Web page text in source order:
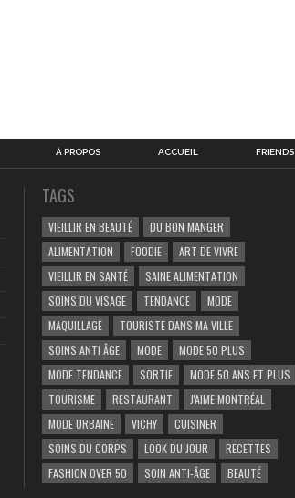
À PROPOS ACCUEIL FRIENDS
TAGS
VIEILLIR EN BEAUTÉ
DU BON MANGER
ALIMENTATION
FOODIE
ART DE VIVRE
VIEILLIR EN SANTÉ
SAINE ALIMENTATION
SOINS DU VISAGE
TENDANCE
MODE
MAQUILLAGE
TOURISTE DANS MA VILLE
SOINS ANTI ÂGE
MODE
MODE 50 PLUS
MODE TENDANCE
SORTIE
MODE 50 ANS ET PLUS
TOURISME
RESTAURANT
J'AIME MONTRÉAL
MODE URBAINE
VICHY
CUISINER
SOINS DU CORPS
LOOK DU JOUR
RECETTES
FASHION OVER 50
SOIN ANTI-ÂGE BEAUTÉ